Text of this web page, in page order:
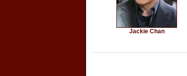
Jackie Chan